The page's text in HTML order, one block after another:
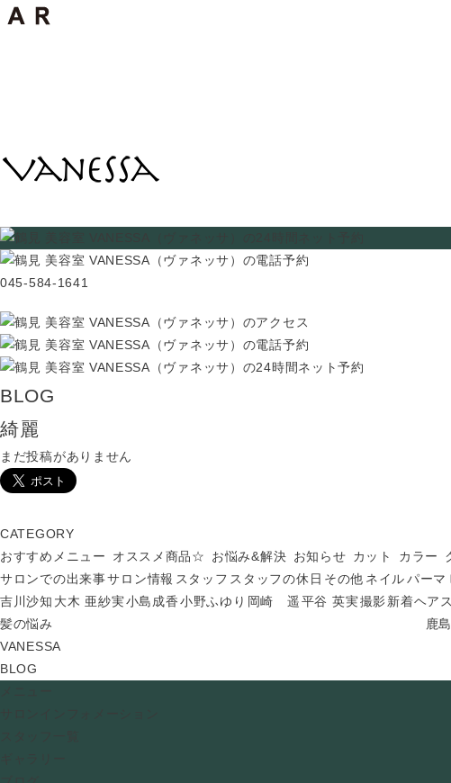
045-584-1641
BLOG
綺麗
まだ投稿がありません
CATEGORY
おすすめメニュー
オススメ商品☆ お悩み&解決 お知らせ カット カラー
サロンでの出来事サロン情報 スタッフ スタッフの休日 その他 ネイルパーマ
吉川沙知 大木 亜紗実小島成香小野ふゆり 岡崎 遥平谷 英実撮影新着ヘア
髪の悩み
鹿
VANESSA
BLOG